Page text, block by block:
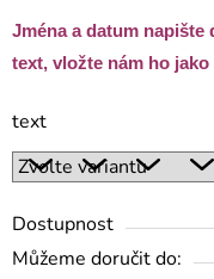
Jména a datum napište
text, vložte nám ho
text
Dostupnost
Můžeme doručit do: